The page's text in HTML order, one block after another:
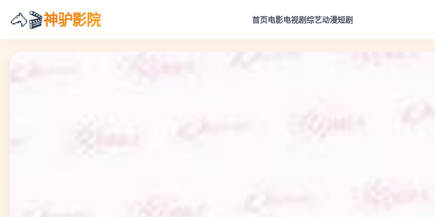
🐴🎬神驴影院 首页电影电视剧综艺动漫短剧